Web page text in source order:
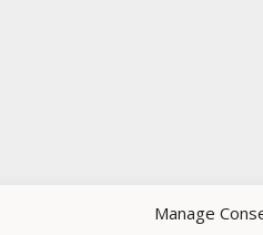
Manage